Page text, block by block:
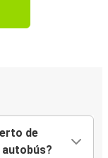
de
autobús?